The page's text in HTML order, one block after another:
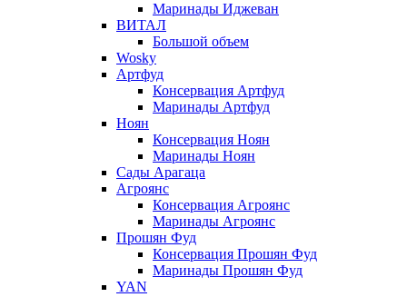
Маринады Иджеван
ВИТАЛ
Большой объем
Wosky
Артфуд
Консервация Артфуд
Маринады Артфуд
Ноян
Консервация Ноян
Маринады Ноян
Сады Арагаца
Агроянс
Консервация Агроянс
Маринады Агроянс
Прошян Фуд
Консервация Прошян Фуд
Маринады Прошян Фуд
YAN